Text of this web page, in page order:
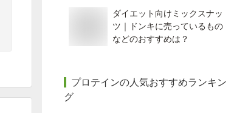
ダイエット向けミックスナッ
ツ｜ドンキに売っているもの
などのおすすめは？
プロテインの人気おすすめランキン
グ